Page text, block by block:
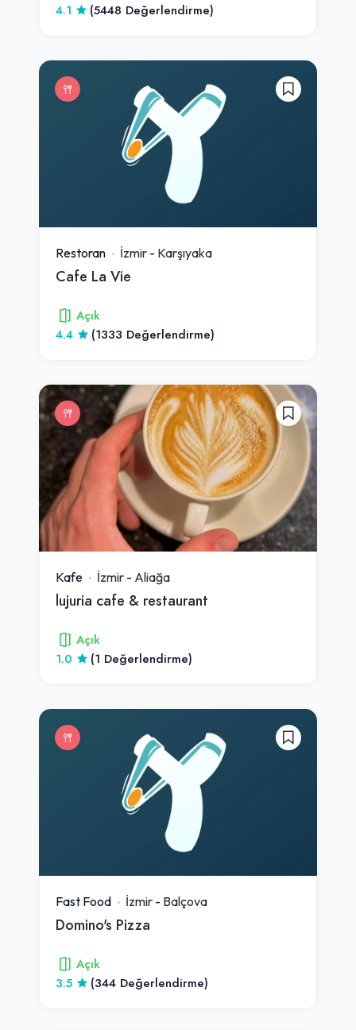
4.1
(5448 Değerlendirme)
Restoran İzmir - Karşıyaka
Cafe La Vie
Açık
4.4
(1333 Değerlendirme)
Kafe İzmir - Aliağa
lujuria cafe & restaurant
Açık
1.0
(1 Değerlendirme)
Fast Food İzmir - Balçova
Domino's Pizza
Açık
3.5
(344 Değerlendirme)